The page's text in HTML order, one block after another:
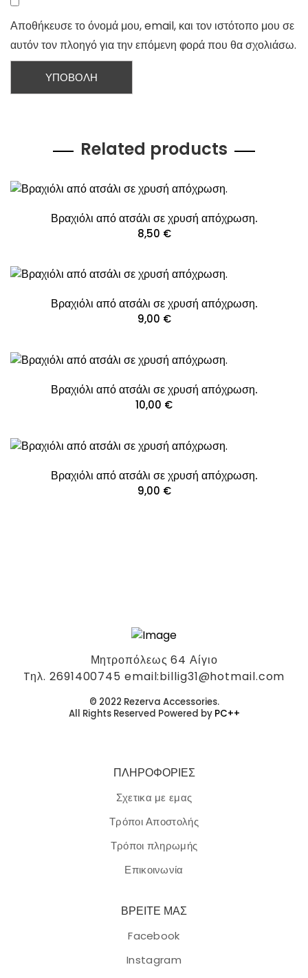
Αποθήκευσε το όνομά μου, email, και τον ιστότοπο μου σε
αυτόν τον πλοηγό για την επόμενη φορά που θα σχολιάσω.
Related products
Βραχιόλι από ατσάλι σε χρυσή απόχρωση.
8,50 €
Βραχιόλι από ατσάλι σε χρυσή απόχρωση.
9,00 €
Βραχιόλι από ατσάλι σε χρυσή απόχρωση.
10,00 €
Βραχιόλι από ατσάλι σε χρυσή απόχρωση.
9,00 €
Μητροπόλεως 64 Αίγιο
Tηλ. 2691400745 email:billig31@hotmail.com
© 2022 Rezerva Accessories.
All Rights Reserved Powered by PC++
ΠΛΗΡΟΦΟΡΙΕΣ
Σχετικα με εμας
Τρόποι Αποστολής
Τρόποι πληρωμής
Επικοινωνία
ΒΡΕΙΤΕ ΜΑΣ
Facebook
Instagram